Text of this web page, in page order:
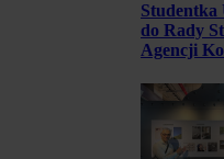
Studentka
do Rady
Agencji